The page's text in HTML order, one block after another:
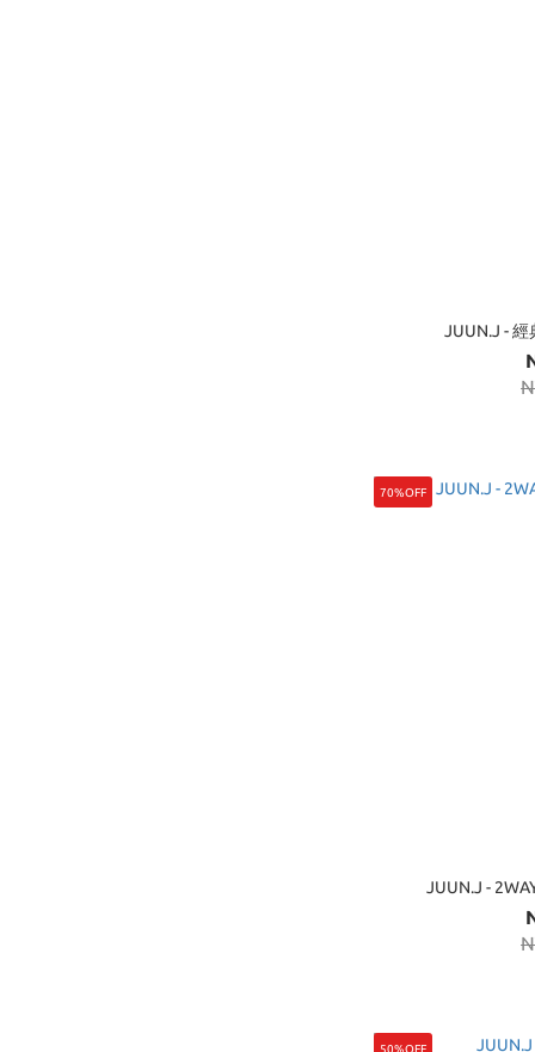
JUUN.J -
70%OFF
JUUN.J -
50%OFF